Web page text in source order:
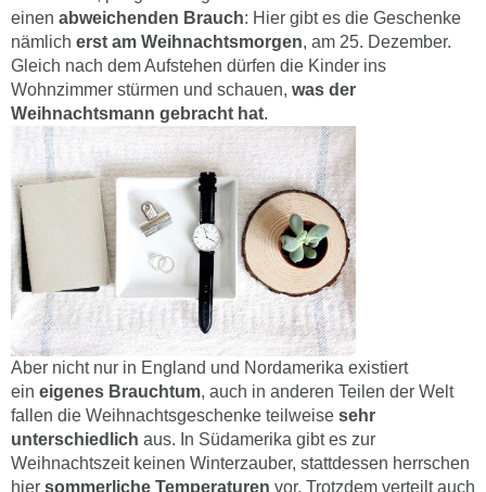
einen abweichenden Brauch: Hier gibt es die Geschenke
nämlich erst am Weihnachtsmorgen, am 25. Dezember.
Gleich nach dem Aufstehen dürfen die Kinder ins
Wohnzimmer stürmen und schauen, was der
Weihnachtsmann gebracht hat.
Aber nicht nur in England und Nordamerika existiert
ein eigenes Brauchtum, auch in anderen Teilen der Welt
fallen die Weihnachtsgeschenke teilweise sehr
unterschiedlich aus. In Südamerika gibt es zur
Weihnachtszeit keinen Winterzauber, stattdessen herrschen
hier sommerliche Temperaturen vor. Trotzdem verteilt auch